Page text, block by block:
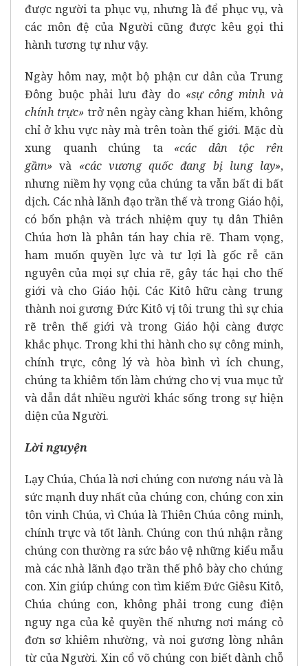
được người ta phục vụ, nhưng là để phục vụ, và
các môn đệ của Người cũng được kêu gọi thi
hành tương tự như vậy.
Ngày hôm nay, một bộ phận cư dân của Trung
Đông buộc phải lưu đày do «sự công minh và
chính trực» trở nên ngày càng khan hiếm, không
chỉ ở khu vực này mà trên toàn thế giới. Mặc dù
xung quanh chúng ta «các dân tộc rên
gầm» và «các vương quốc đang bị lung lay»,
nhưng niềm hy vọng của chúng ta vẫn bất di bất
dịch. Các nhà lãnh đạo trần thế và trong Giáo hội,
có bổn phận và trách nhiệm quy tụ dân Thiên
Chúa hơn là phân tán hay chia rẽ. Tham vọng,
ham muốn quyền lực và tư lợi là gốc rễ căn
nguyên của mọi sự chia rẽ, gây tác hại cho thế
giới và cho Giáo hội. Các Kitô hữu càng trung
thành noi gương Đức Kitô vị tôi trung thì sự chia
rẽ trên thế giới và trong Giáo hội càng được
khắc phục. Trong khi thi hành cho sự công minh,
chính trực, công lý và hòa bình vì ích chung,
chúng ta khiêm tốn làm chứng cho vị vua mục tử
và dẫn dắt nhiều người khác sống trong sự hiện
diện của Người.
Lời nguyện
Lạy Chúa, Chúa là nơi chúng con nương náu và là
sức mạnh duy nhất của chúng con, chúng con xin
tôn vinh Chúa, vì Chúa là Thiên Chúa công minh,
chính trực và tốt lành. Chúng con thú nhận rằng
chúng con thường ra sức bảo vệ những kiểu mẫu
mà các nhà lãnh đạo trần thế phô bày cho chúng
con. Xin giúp chúng con tìm kiếm Đức Giêsu Kitô,
Chúa chúng con, không phải trong cung điện
nguy nga của kẻ quyền thế nhưng nơi máng cỏ
đơn sơ khiêm nhường, và noi gương lòng nhân
từ của Người. Xin cổ võ chúng con biết dành chỗ